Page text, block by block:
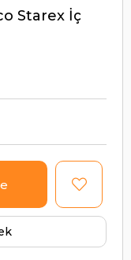
Starex İç